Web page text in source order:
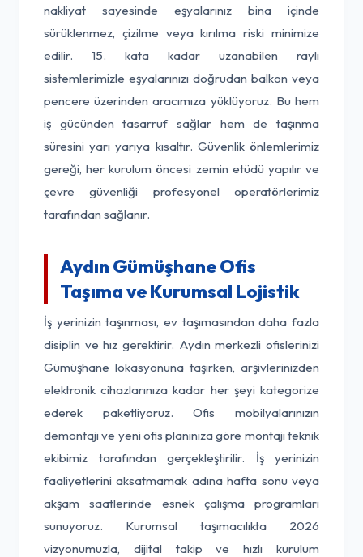
nakliyat sayesinde eşyalarınız bina içinde
sürüklenmez, çizilme veya kırılma riski minimize
edilir. 15. kata kadar uzanabilen raylı
sistemlerimizle eşyalarınızı doğrudan balkon veya
pencere üzerinden aracımıza yüklüyoruz. Bu hem
iş gücünden tasarruf sağlar hem de taşınma
süresini yarı yarıya kısaltır. Güvenlik önlemlerimiz
gereği, her kurulum öncesi zemin etüdü yapılır ve
çevre güvenliği profesyonel operatörlerimiz
tarafından sağlanır.
Aydın Gümüşhane Ofis
Taşıma ve Kurumsal Lojistik
İş yerinizin taşınması, ev taşımasından daha fazla
disiplin ve hız gerektirir. Aydın merkezli ofislerinizi
Gümüşhane lokasyonuna taşırken, arşivlerinizden
elektronik cihazlarınıza kadar her şeyi kategorize
ederek paketliyoruz. Ofis mobilyalarınızın
demontajı ve yeni ofis planınıza göre montajı teknik
ekibimiz tarafından gerçekleştirilir. İş yerinizin
faaliyetlerini aksatmamak adına hafta sonu veya
akşam saatlerinde esnek çalışma programları
sunuyoruz. Kurumsal taşımacılıkta 2026
vizyonumuzla, dijital takip ve hızlı kurulum